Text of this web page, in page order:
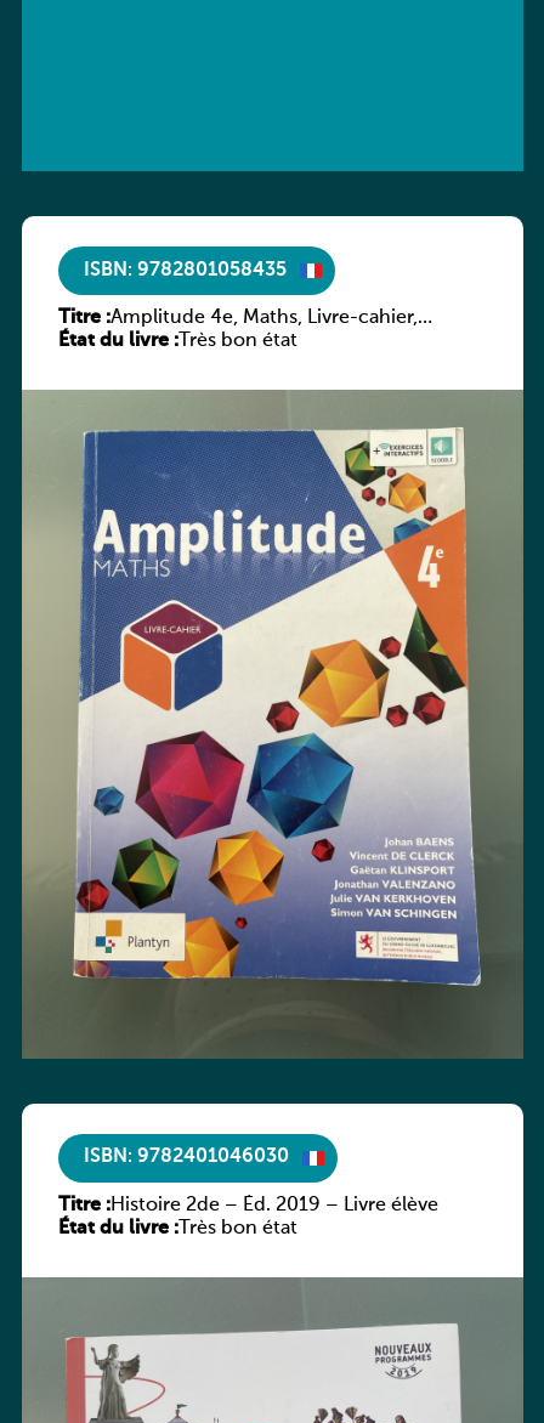
ISBN: 9782801058435
Titre :Amplitude 4e, Maths, Livre-cahier,
version luxembourgeoise
État du livre :Très bon état
ISBN: 9782401046030
Titre :Histoire 2de – Éd. 2019 – Livre élève
État du livre :Très bon état